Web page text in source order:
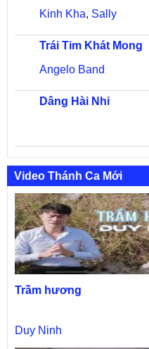
Kinh Kha, Sally
Trái Tim Khát Mong
Angelo Band
Dâng Hài Nhi
Video Thánh Ca Mới
Trầm hương
Duy Ninh